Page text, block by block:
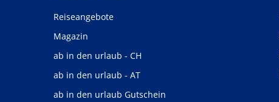
Reiseangebote
Magazin
ab in den urlaub - CH
ab in den urlaub - AT
ab in den urlaub Gutschein